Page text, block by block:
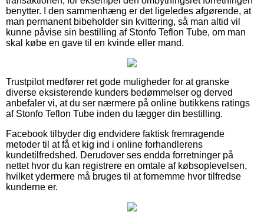
benytter. I den sammenhæng er det ligeledes afgørende, at
man permanent bibeholder sin kvittering, så man altid vil
kunne påvise sin bestilling af Stonfo Teflon Tube, om man
skal købe en gave til en kvinde eller mand.
Trustpilot medfører ret gode muligheder for at granske
diverse eksisterende kunders bedømmelser og derved
anbefaler vi, at du ser nærmere på online butikkens ratings
af Stonfo Teflon Tube inden du lægger din bestilling.
Facebook tilbyder dig endvidere faktisk fremragende
metoder til at få et kig ind i online forhandlerens
kundetilfredshed. Derudover ses endda forretninger på
nettet hvor du kan registrere en omtale af købsoplevelsen,
hvilket ydermere må bruges til at fornemme hvor tilfredse
kunderne er.